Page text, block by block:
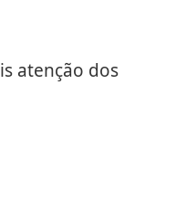
atenção dos